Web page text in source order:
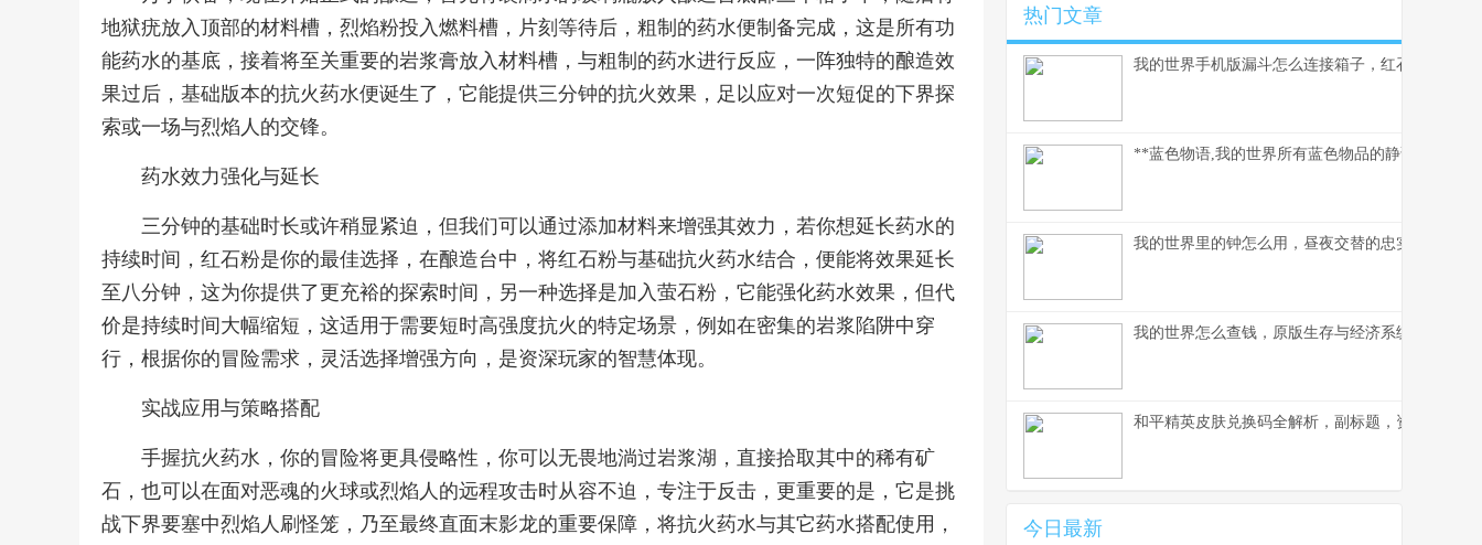
地狱疣放入顶部的材料槽，烈焰粉投入燃料槽，片刻等待后，粗制的药水便制备完成，这是所有功
能药水的基底，接着将至关重要的岩浆膏放入材料槽，与粗制的药水进行反应，一阵独特的酿造效
果过后，基础版本的抗火药水便诞生了，它能提供三分钟的抗火效果，足以应对一次短促的下界探
索或一场与烈焰人的交锋。
药水效力强化与延长
三分钟的基础时长或许稍显紧迫，但我们可以通过添加材料来增强其效力，若你想延长药水的
持续时间，红石粉是你的最佳选择，在酿造台中，将红石粉与基础抗火药水结合，便能将效果延长
至八分钟，这为你提供了更充裕的探索时间，另一种选择是加入萤石粉，它能强化药水效果，但代
价是持续时间大幅缩短，这适用于需要短时高强度抗火的特定场景，例如在密集的岩浆陷阱中穿
行，根据你的冒险需求，灵活选择增强方向，是资深玩家的智慧体现。
实战应用与策略搭配
手握抗火药水，你的冒险将更具侵略性，你可以无畏地淌过岩浆湖，直接拾取其中的稀有矿
石，也可以在面对恶魂的火球或烈焰人的远程攻击时从容不迫，专注于反击，更重要的是，它是挑
战下界要塞中烈焰人刷怪笼，乃至最终直面末影龙的重要保障，将抗火药水与其它药水搭配使用，
热门文章
我的世界手机版漏斗怎么连接箱子，红石自动化入
**蓝色物语,我的世界所有蓝色物品的静谧诗篇,副
我的世界里的钟怎么用，昼夜交替的忠实伙伴
我的世界怎么查钱，原版生存与经济系统解析
和平精英皮肤兑换码全解析，副标题，资深玩家教
今日最新